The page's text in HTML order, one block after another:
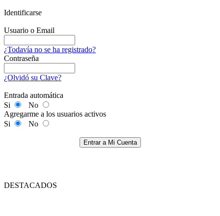
Identificarse
Usuario o Email
¿Todavía no se ha registrado?
Contraseña
¿Olvidó su Clave?
Entrada automática
Si
No
Agregarme a los usuarios activos
Si
No
Entrar a Mi Cuenta
DESTACADOS